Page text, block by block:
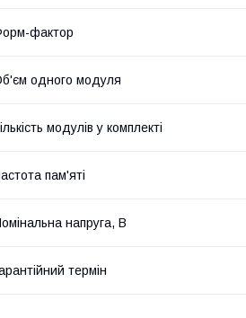
фактор
одного модуля
модулів у комплекті
пам'яті
напруга, В
термін